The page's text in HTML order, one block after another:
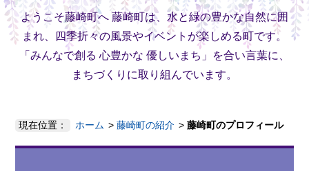
ようこそ藤崎町へ 藤崎町は、水と緑の豊かな自然に囲
まれ、四季折々の風景やイベントが楽しめる町です。
「みんなで創る 心豊かな 優しいまち」を合い言葉に、
まちづくりに取り組んでいます。
現在位置： ホーム 藤崎町の紹介 藤崎町のプロフィール